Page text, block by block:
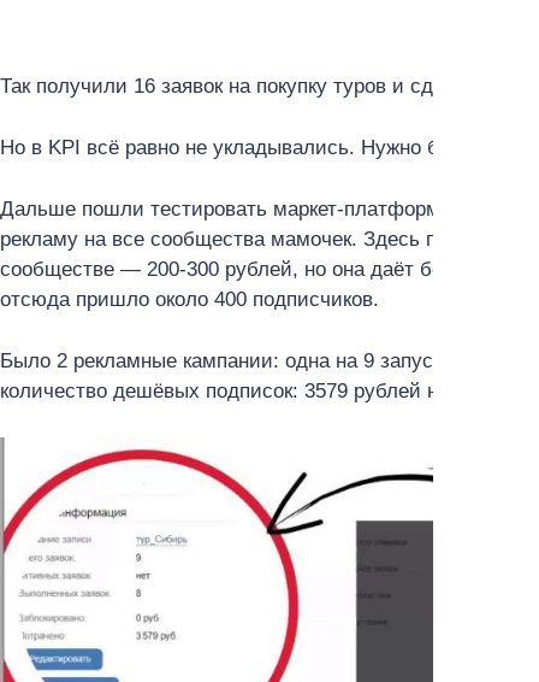
Так получили 16 заявок на покупку туров и сделали 9
Но в KPI всё равно не укладывались. Нужно было
Дальше пошли тестировать маркет-платформу. Зная
рекламу на все сообщества мамочек. Здесь
сообществе — 200-300 рублей, но она даёт большой
отсюда пришло около 400 подписчиков.
Было 2 рекламные кампании: одна на 9 запусков,
количество дешёвых подписок: 3579 рублей на 422